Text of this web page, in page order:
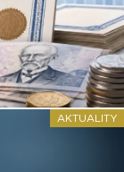
AKTUALITY